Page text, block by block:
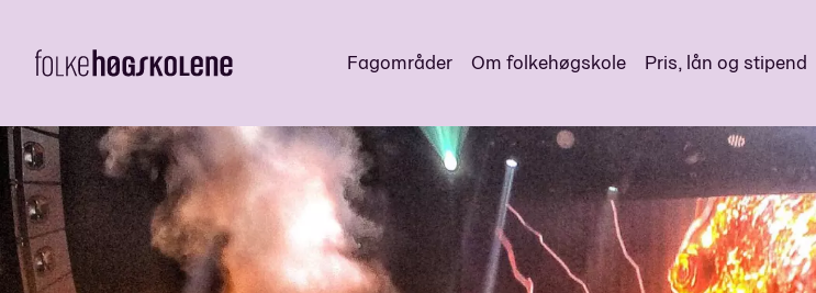
Fagområder Om folkehøgskole Pris, lån og stipend